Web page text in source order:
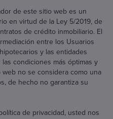
de este sitio web es un
en virtud de la Ley 5/2019, de
de crédito inmobiliario. El
entre los Usuarios
y las entidades
condiciones más óptimas y
no se considera como una
de hecho no garantiza su
de privacidad, usted nos